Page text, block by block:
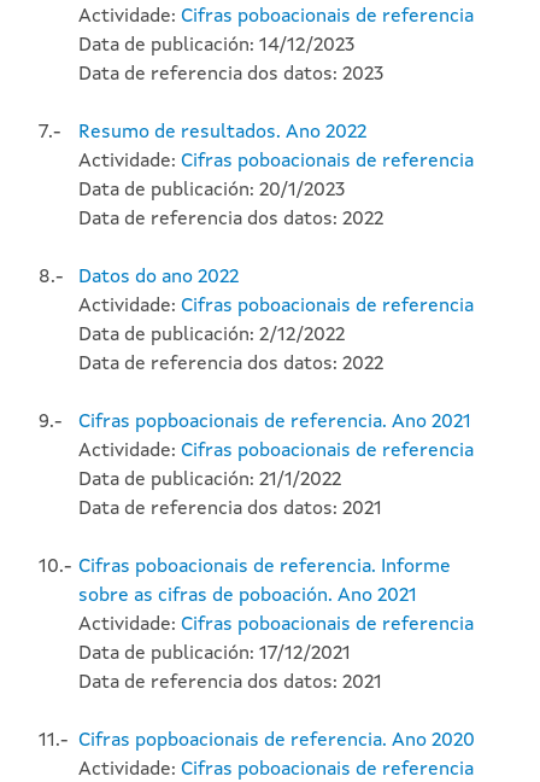
Actividade: Cifras poboacionais de referencia
Data de publicación: 14/12/2023
Data de referencia dos datos: 2023
7.-
Resumo de resultados. Ano 2022
Actividade: Cifras poboacionais de referencia
Data de publicación: 20/1/2023
Data de referencia dos datos: 2022
8.-
Datos do ano 2022
Actividade: Cifras poboacionais de referencia
Data de publicación: 2/12/2022
Data de referencia dos datos: 2022
9.-
Cifras popboacionais de referencia. Ano 2021
Actividade: Cifras poboacionais de referencia
Data de publicación: 21/1/2022
Data de referencia dos datos: 2021
10.- Cifras poboacionais de referencia. Informe
sobre as cifras de poboación. Ano 2021
Actividade: Cifras poboacionais de referencia
Data de publicación: 17/12/2021
Data de referencia dos datos: 2021
11.- Cifras popboacionais de referencia. Ano 2020
Actividade: Cifras poboacionais de referencia